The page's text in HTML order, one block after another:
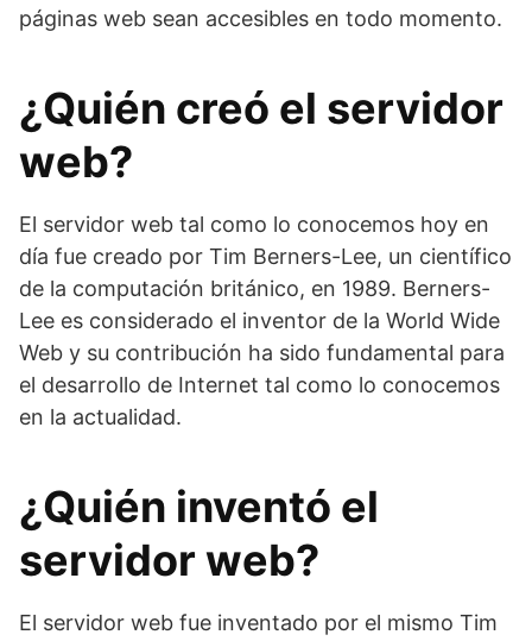
páginas web sean accesibles en todo momento.
¿Quién creó el servidor
web?
El servidor web tal como lo conocemos hoy en
día fue creado por Tim Berners-Lee, un científico
de la computación británico, en 1989. Berners-
Lee es considerado el inventor de la World Wide
Web y su contribución ha sido fundamental para
el desarrollo de Internet tal como lo conocemos
en la actualidad.
¿Quién inventó el
servidor web?
El servidor web fue inventado por el mismo Tim